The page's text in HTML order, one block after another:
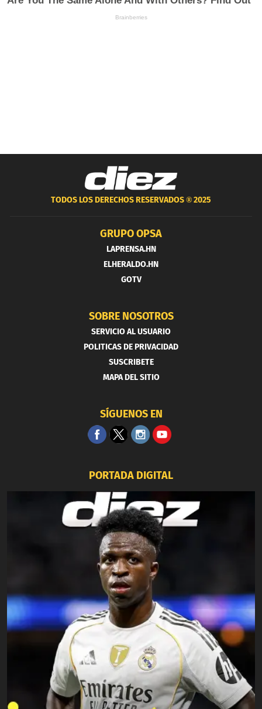
TODOS LOS DERECHOS RESERVADOS ®2025
GRUPO OPSA
LAPRENSA.HN
ELHERALDO.HN
GOTV
SOBRE NOSOTROS
SERVICIO AL USUARIO
POLITICAS DE PRIVACIDAD
SUSCRIBETE
MAPA DEL SITIO
SÍGUENOS EN
PORTADA DIGITAL